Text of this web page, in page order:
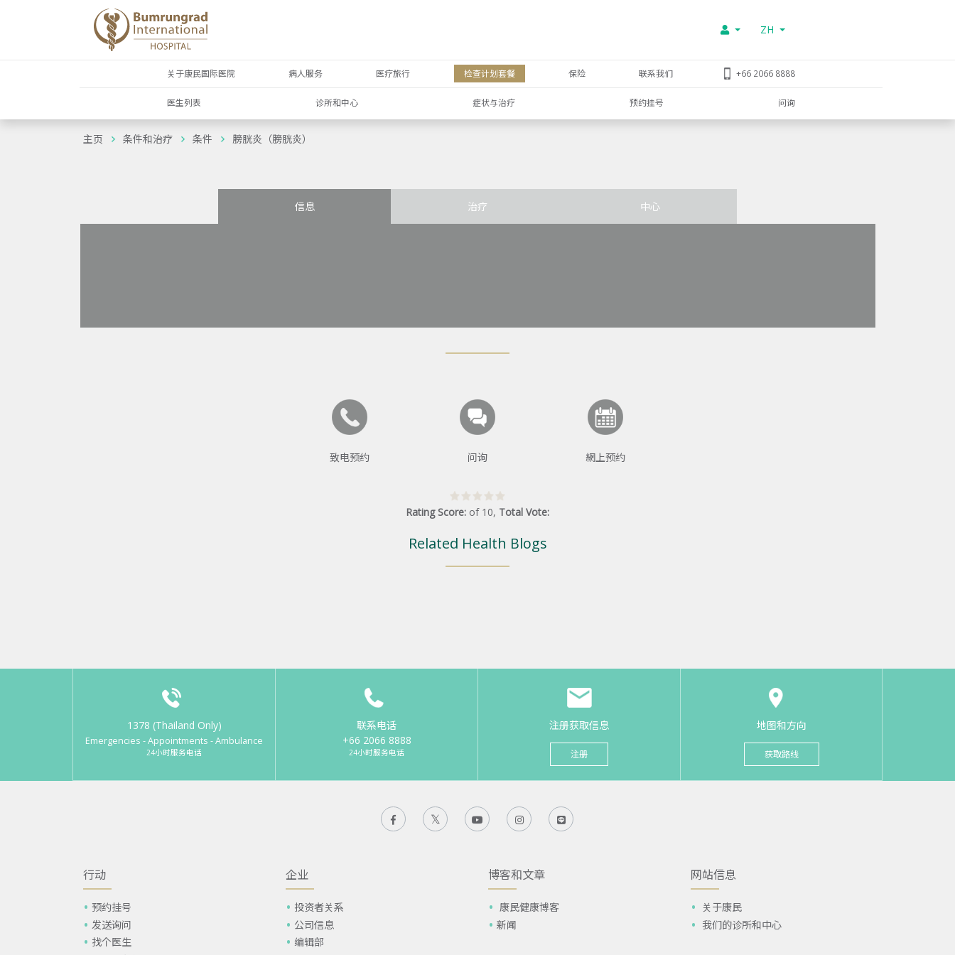
ZH
关于康民国际医院 病人服务 医疗旅行 检查计划套餐 保险 联系我们 +66 2066 8888
医生列表 诊所和中心 症状与治疗 预约挂号 问询
主页 条件和治疗 条件 膀胱炎（膀胱炎）
信息 治疗 中心
致电预约 问询 網上预约
Rating Score: of 10, Total Vote:
Related Health Blogs
1378 (Thailand Only)
Emergencies - Appointments - Ambulance
24小时服务电话
联系电话
+66 2066 8888
24小时服务电话
注册获取信息
注册
地图和方向
获取路线
行动
预约挂号
发送询问
找个医生
企业
投资者关系
公司信息
编辑部
博客和文章
康民健康博客
新闻
网站信息
关于康民
我们的诊所和中心